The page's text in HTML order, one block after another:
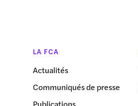
LA FCA
Actualités
Communiqués de presse